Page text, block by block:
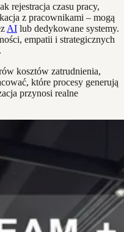
rejestracja czasu pracy,
z pracownikami – mogą
AI lub dedykowane systemy.
empatii i strategicznych
kosztów zatrudnienia,
które procesy generują
przynosi realne